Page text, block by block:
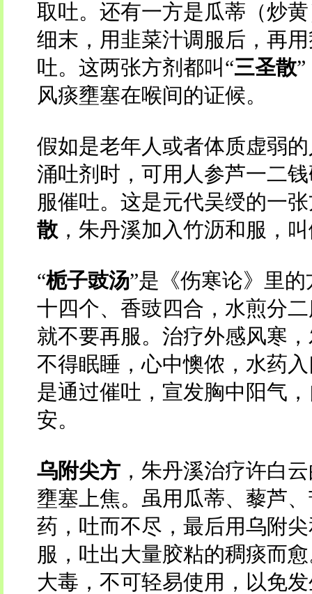
取吐。还有一方是瓜蒂（炒
细末，用韭菜汁调服后，再
吐。这两张方剂都叫“三圣散
风痰壅塞在喉间的证候。
假如是老年人或者体质虚弱
涌吐剂时，可用人参芦一二
服催吐。这是元代吴绶的一
散 ，朱丹溪加入竹沥和服，
“栀子豉汤”是《伤寒论》里
十四个、香豉四合，水煎分
就不要再服。治疗外感风寒
不得眠睡，心中懊侬，水药
是通过催吐，宣发胸中阳气
安。
乌附尖方 ，朱丹溪治疗许白
壅塞上焦。虽用瓜蒂、藜芦
药，吐而不尽，最后用乌附
服，吐出大量胶粘的稠痰而
大毒，不可轻易使用，以免